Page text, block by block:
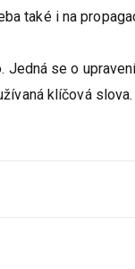
také i na
se o
klíčová slova.